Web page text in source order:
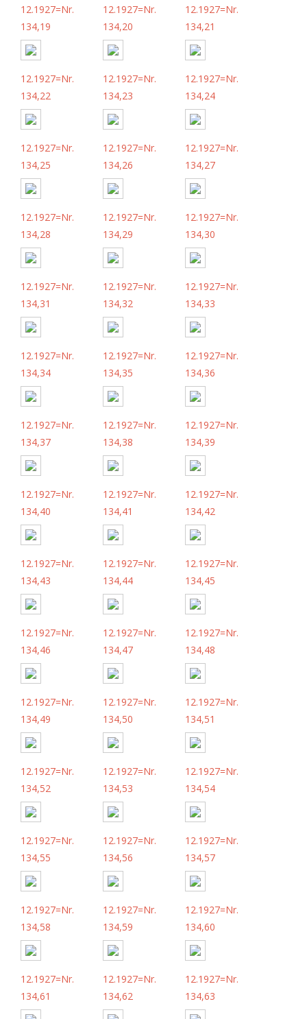
12.1927=Nr.
134,19
12.1927=Nr.
134,20
12.1927=Nr.
134,21
12.1927=Nr.
134,22
12.1927=Nr.
134,23
12.1927=Nr.
134,24
12.1927=Nr.
134,25
12.1927=Nr.
134,26
12.1927=Nr.
134,27
12.1927=Nr.
134,28
12.1927=Nr.
134,29
12.1927=Nr.
134,30
12.1927=Nr.
134,31
12.1927=Nr.
134,32
12.1927=Nr.
134,33
12.1927=Nr.
134,34
12.1927=Nr.
134,35
12.1927=Nr.
134,36
12.1927=Nr.
134,37
12.1927=Nr.
134,38
12.1927=Nr.
134,39
12.1927=Nr.
134,40
12.1927=Nr.
134,41
12.1927=Nr.
134,42
12.1927=Nr.
134,43
12.1927=Nr.
134,44
12.1927=Nr.
134,45
12.1927=Nr.
134,46
12.1927=Nr.
134,47
12.1927=Nr.
134,48
12.1927=Nr.
134,49
12.1927=Nr.
134,50
12.1927=Nr.
134,51
12.1927=Nr.
134,52
12.1927=Nr.
134,53
12.1927=Nr.
134,54
12.1927=Nr.
134,55
12.1927=Nr.
134,56
12.1927=Nr.
134,57
12.1927=Nr.
134,58
12.1927=Nr.
134,59
12.1927=Nr.
134,60
12.1927=Nr.
134,61
12.1927=Nr.
134,62
12.1927=Nr.
134,63